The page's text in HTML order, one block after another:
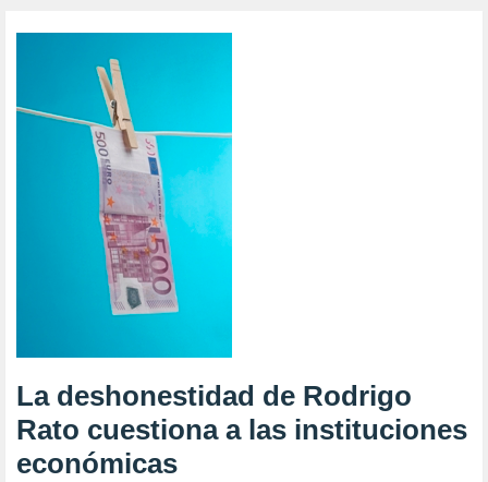
La deshonestidad de Rodrigo
Rato cuestiona a las instituciones
económicas